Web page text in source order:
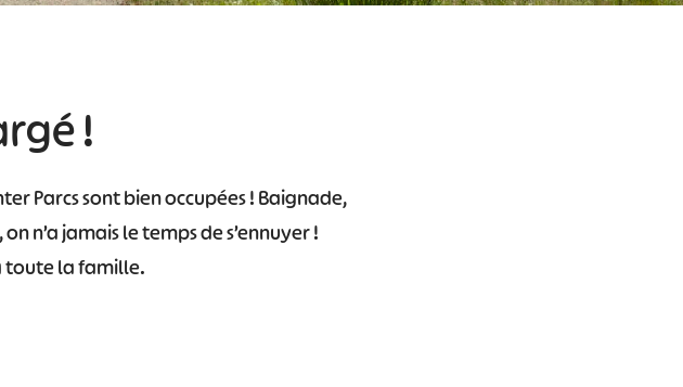
!
Parcs sont bien occupées ! Baignade,
n’a jamais le temps de s’ennuyer !
toute la famille.